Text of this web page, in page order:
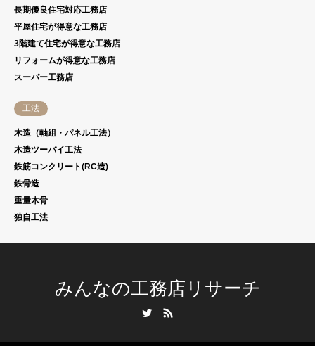
長期優良住宅対応工務店
平屋住宅が得意な工務店
3階建て住宅が得意な工務店
リフォームが得意な工務店
スーパー工務店
工法
木造（軸組・パネル工法）
木造ツーバイ工法
鉄筋コンクリート(RC造)
鉄骨造
重量木骨
独自工法
みんなの工務店リサーチ